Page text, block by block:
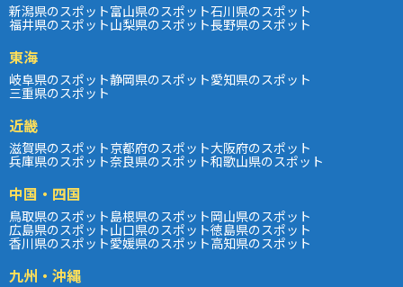
新潟県のスポット富山県のスポット石川県のスポット
福井県のスポット山梨県のスポット長野県のスポット
東海
岐阜県のスポット静岡県のスポット愛知県のスポット
三重県のスポット
近畿
滋賀県のスポット京都府のスポット大阪府のスポット
兵庫県のスポット奈良県のスポット和歌山県のスポット
中国・四国
鳥取県のスポット島根県のスポット岡山県のスポット
広島県のスポット山口県のスポット徳島県のスポット
香川県のスポット愛媛県のスポット高知県のスポット
九州・沖縄